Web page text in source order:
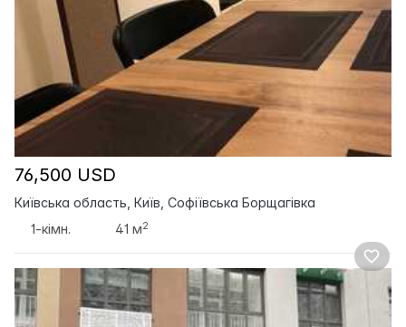
76,500 USD
Київська область, Київ, Софіївська Борщагівка
1-кімн.
41 м2